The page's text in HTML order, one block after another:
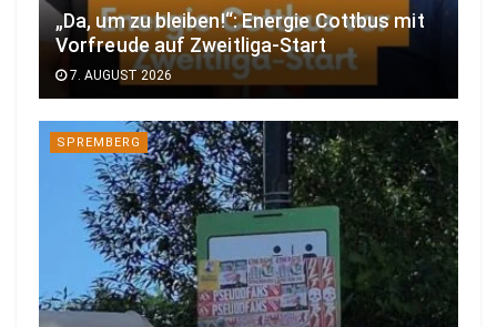
„Da, um zu bleiben!“: Energie Cottbus mit
Vorfreude auf Zweitliga-Start
7. AUGUST 2026
SPREMBERG